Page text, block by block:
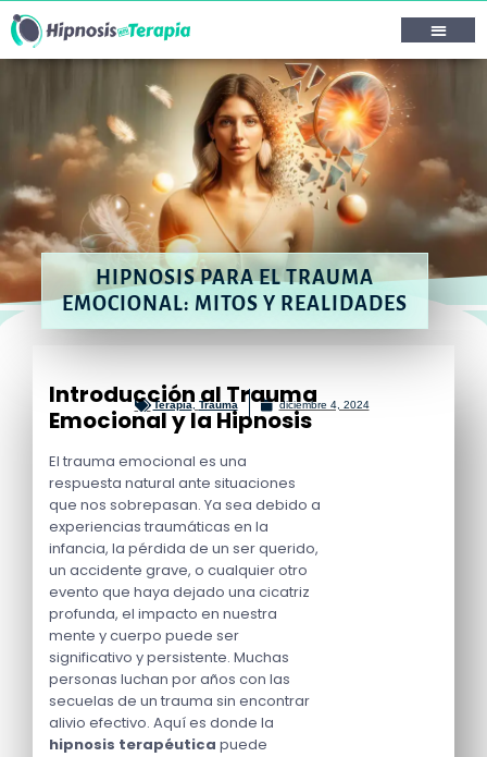
HIPNOSIS PARA EL TRAUMA
EMOCIONAL: MITOS Y REALIDADES
Terapia, Trauma diciembre 4, 2024
Introducción al Trauma
Emocional y la Hipnosis
El trauma emocional es una
respuesta natural ante situaciones
que nos sobrepasan. Ya sea debido a
experiencias traumáticas en la
infancia, la pérdida de un ser querido,
un accidente grave, o cualquier otro
evento que haya dejado una cicatriz
profunda, el impacto en nuestra
mente y cuerpo puede ser
significativo y persistente. Muchas
personas luchan por años con las
secuelas de un trauma sin encontrar
alivio efectivo. Aquí es donde la
hipnosis terapéutica puede